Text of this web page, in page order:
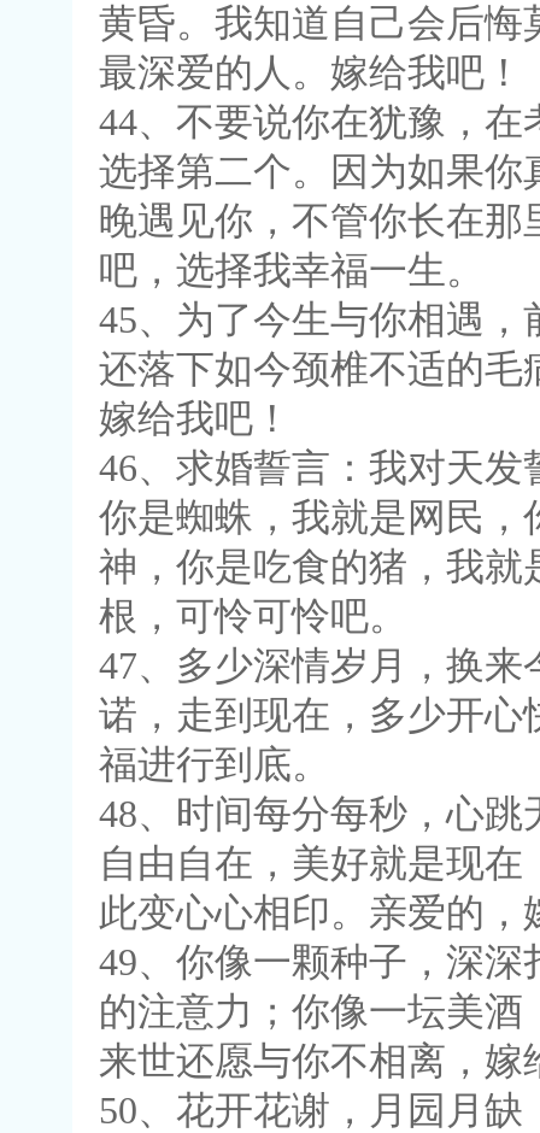
黄昏。我知道自己会后
最深爱的人。嫁给我吧！
44、不要说你在犹豫，
选择第二个。因为如果你
晚遇见你，不管你长在
吧，选择我幸福一生。
45、为了今生与你相遇
还落下如今颈椎不适的
嫁给我吧！
46、求婚誓言：我对天
你是蜘蛛，我就是网民
神，你是吃食的猪，我
根，可怜可怜吧。
47、多少深情岁月，换
诺，走到现在，多少开
福进行到底。
48、时间每分每秒，心
自由自在，美好就是现
此变心心相印。亲爱的
49、你像一颗种子，深
的注意力；你像一坛美
来世还愿与你不相离，嫁
50、花开花谢，月园月